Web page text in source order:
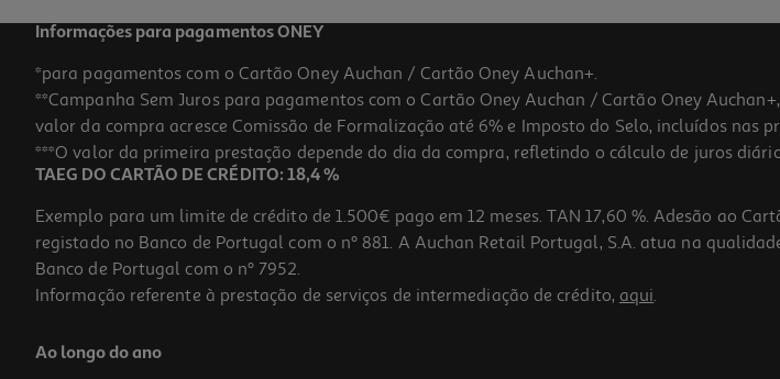
Informações para pagamentos ONEY
*para pagamentos com o Cartão Oney Auchan / Cartão Oney Auchan+.
**Campanha Sem Juros para pagamentos com o Cartão Oney Auchan / Cartão Oney
valor da compra acresce Comissão de Formalização até 6% e Imposto do Selo, incluídos nas
***O valor da primeira prestação depende do dia da compra, refletindo o cálculo de juros
TAEG DO CARTÃO DE CRÉDITO: 18,4 %
Exemplo para um limite de crédito de 1.500€ pago em 12 meses. TAN 17,60 %. Adesão ao
registado no Banco de Portugal com o nº 881. A Auchan Retail Portugal, S.A. atua na
Banco de Portugal com o nº 7952.
Informação referente à prestação de serviços de intermediação de crédito, aqui.
Ao longo do ano